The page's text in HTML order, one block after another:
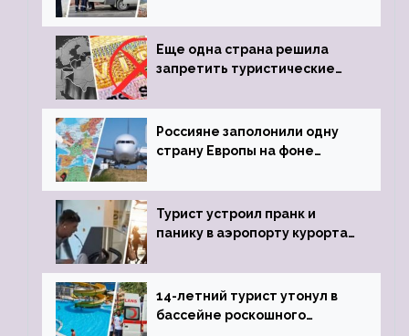
пистолета
Еще одна страна решила
запретить туристические
Россияне заполонили одну
страну Европы на фоне
виз
Турист устроил пранк и
панику в аэропорту курорта,
задержке рейса
14-летний турист утонул в
бассейне роскошного